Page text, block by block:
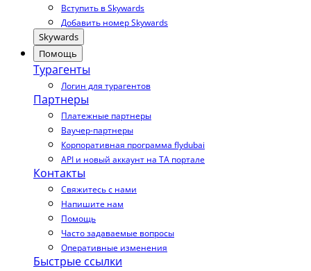
Вступить в Skywards
Добавить номер Skywards
Skywards
Помощь
Турагенты
Логин для турагентов
Партнеры
Платежные партнеры
Ваучер-партнеры
Корпоративная программа flydubai
API и новый аккаунт на TA портале
Контакты
Свяжитесь с нами
Напишите нам
Помощь
Часто задаваемые вопросы
Оперативные изменения
Быстрые ссылки